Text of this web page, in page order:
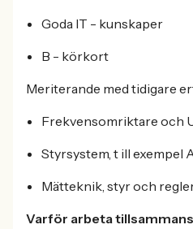
Goda IT - kunskaper
B - körkort
Meriterande med tidigare
Frekvensomriktare och
Styrsystem, t ill exempel
Mätteknik, styr och
Varför arbeta